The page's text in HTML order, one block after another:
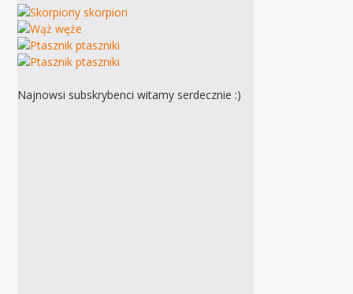
Najnowsi subskrybenci witamy serdecznie :)